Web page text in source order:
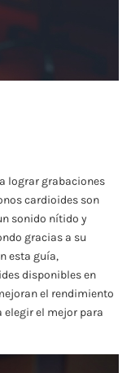
lograr grabaciones
cardioides son
sonido nítido y
gracias a su
esta guía,
disponibles en
el rendimiento
elegir el mejor para